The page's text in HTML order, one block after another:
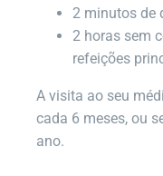
2 minutos de
2 horas sem
refeições
A visita ao seu
cada 6 meses, ou
ano.